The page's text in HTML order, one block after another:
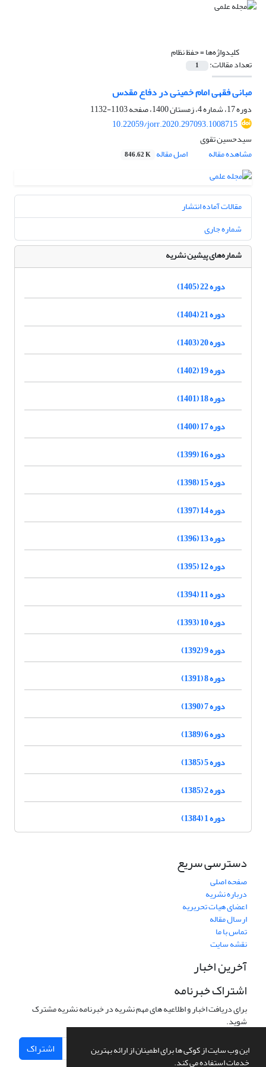
این وب سایت از کوکی ها برای اطمینان از ارائه بهترین
خدمات استفاده می کند.
کلیدواژه‌ها =حفظ نظام
تعداد مقالات: 1
مبانی فقهی امام خمینی در دفاع مقدس
دوره 17، شماره 4، زمستان 1400، صفحه
1103-1132
10.22059/jorr.2020.297093.1008715
سیدحسین تقوی
مشاهده مقاله
اصل مقاله 846.62 K
مقالات آماده انتشار
شماره جاری
شماره‌های پیشین نشریه
دوره 22 (1405)
دوره 21 (1404)
دوره 20 (1403)
دوره 19 (1402)
دوره 18 (1401)
دوره 17 (1400)
دوره 16 (1399)
دوره 15 (1398)
دوره 14 (1397)
دوره 13 (1396)
دوره 12 (1395)
دوره 11 (1394)
دوره 10 (1393)
دوره 9 (1392)
دوره 8 (1391)
دوره 7 (1390)
دوره 6 (1389)
دوره 5 (1385)
دوره 2 (1385)
دوره 1 (1384)
دسترسی سریع
صفحه اصلی
درباره نشریه
اعضای هیات تحریریه
ارسال مقاله
تماس با ما
نقشه سایت
آخرین اخبار
اشتراک خبرنامه
برای دریافت اخبار و اطلاعیه های مهم نشریه در خبرنامه نشریه مشترک
شوید.
اشتراک